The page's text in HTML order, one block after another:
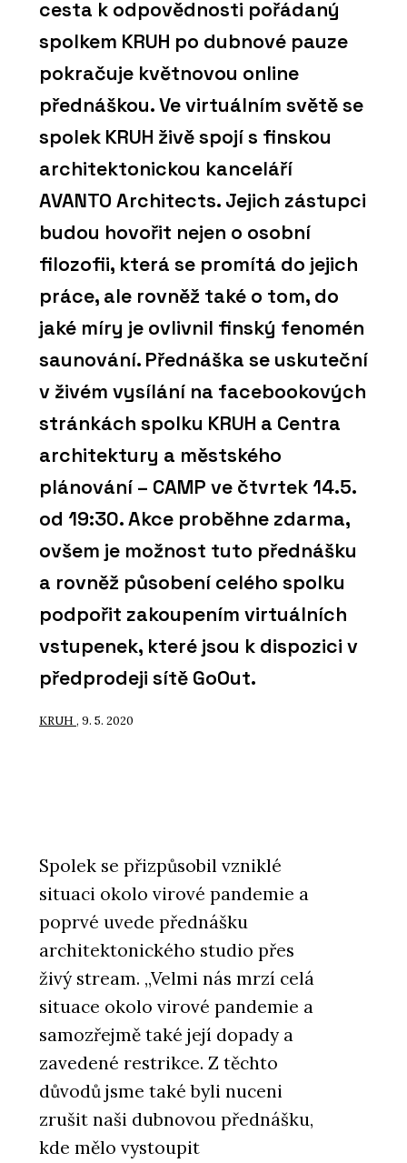
cesta k odpovědnosti pořádaný
spolkem KRUH po dubnové pauze
pokračuje květnovou online
přednáškou. Ve virtuálním světě se
spolek KRUH živě spojí s finskou
architektonickou kanceláří
AVANTO Architects. Jejich zástupci
budou hovořit nejen o osobní
filozofii, která se promítá do jejich
práce, ale rovněž také o tom, do
jaké míry je ovlivnil finský fenomén
saunování. Přednáška se uskuteční
v živém vysílání na facebookových
stránkách spolku KRUH a Centra
architektury a městského
plánování – CAMP ve čtvrtek 14.5.
od 19:30. Akce proběhne zdarma,
ovšem je možnost tuto přednášku
a rovněž působení celého spolku
podpořit zakoupením virtuálních
vstupenek, které jsou k dispozici v
předprodeji sítě GoOut.
KRUH , 9. 5. 2020
Spolek se přizpůsobil vzniklé
situaci okolo virové pandemie a
poprvé uvede přednášku
architektonického studio přes
živý stream. „Velmi nás mrzí celá
situace okolo virové pandemie a
samozřejmě také její dopady a
zavedené restrikce. Z těchto
důvodů jsme také byli nuceni
zrušit naši dubnovou přednášku,
kde mělo vystoupit